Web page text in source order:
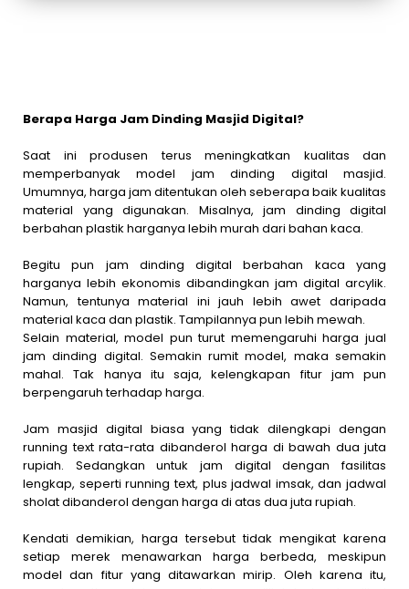
Berapa Harga Jam Dinding Masjid Digital?
Saat ini produsen terus meningkatkan kualitas dan
memperbanyak model jam dinding digital masjid.
Umumnya, harga jam ditentukan oleh seberapa baik kualitas
material yang digunakan. Misalnya, jam dinding digital
berbahan plastik harganya lebih murah dari bahan kaca.
Begitu pun jam dinding digital berbahan kaca yang
harganya lebih ekonomis dibandingkan jam digital arcylik.
Namun, tentunya material ini jauh lebih awet daripada
material kaca dan plastik. Tampilannya pun lebih mewah.
Selain material, model pun turut memengaruhi harga jual
jam dinding digital. Semakin rumit model, maka semakin
mahal. Tak hanya itu saja, kelengkapan fitur jam pun
berpengaruh terhadap harga.
Jam masjid digital biasa yang tidak dilengkapi dengan
running text rata-rata dibanderol harga di bawah dua juta
rupiah. Sedangkan untuk jam digital dengan fasilitas
lengkap, seperti running text, plus jadwal imsak, dan jadwal
sholat dibanderol dengan harga di atas dua juta rupiah.
Kendati demikian, harga tersebut tidak mengikat karena
setiap merek menawarkan harga berbeda, meskipun
model dan fitur yang ditawarkan mirip. Oleh karena itu,